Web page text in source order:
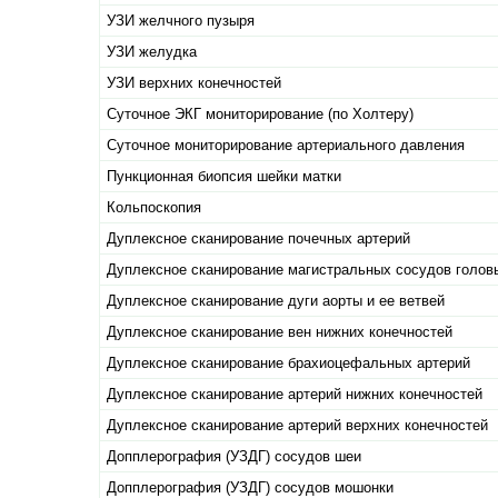
УЗИ желчного пузыря
УЗИ желудка
УЗИ верхних конечностей
Суточное ЭКГ мониторирование (по Холтеру)
Суточное мониторирование артериального давления
Пункционная биопсия шейки матки
Кольпоскопия
Дуплексное сканирование почечных артерий
Дуплексное сканирование магистральных сосудов
Дуплексное сканирование дуги аорты и ее ветвей
Дуплексное сканирование вен нижних конечностей
Дуплексное сканирование брахиоцефальных артерий
Дуплексное сканирование артерий нижних конечностей
Дуплексное сканирование артерий верхних конечностей
Допплерография (УЗДГ) сосудов шеи
Допплерография (УЗДГ) сосудов мошонки